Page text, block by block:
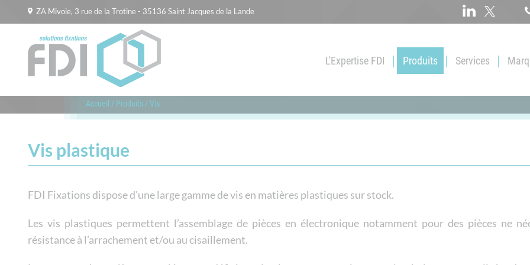
ZA Mivoie, 3 rue de la Trotine - 35136 Saint Jacques de la Lande
L'Expertise FDI
Service logistique
Démarche qualité
Produits
Ecrous
Tige filetée
Douille filetée
Services
Traitements de
Commande
Réalisation de
Accueil / Produits/Vis
Vis plastique
FDI Fixations dispose d'une large gamme de vis en matières plastiques sur stock.
Les vis plastiques permettent l’assemblage de pièces en électronique notamment pour des pièces ne
résistance à l’arrachement et/ou au cisaillement.